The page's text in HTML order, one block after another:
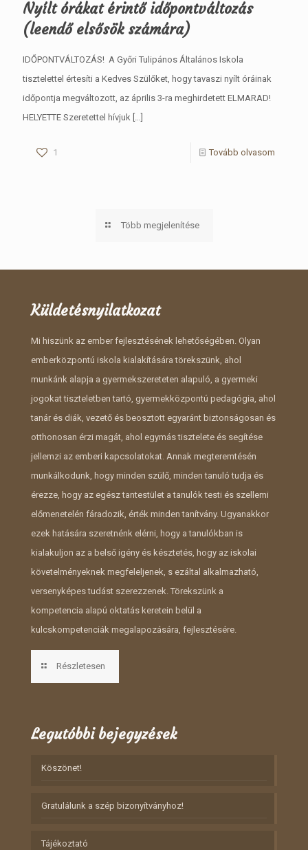
Nyílt órákat érintő időpontváltozás
(leendő elsősök számára)
IDŐPONTVÁLTOZÁS! A Győri Tulipános Általános Iskola
tisztelettel értesíti a Kedves Szülőket, hogy tavaszi nyílt óráinak
időpontja megváltozott, az április 3-ra meghirdetett ELMARAD!
HELYETTE Szeretettel hívjuk […]
1 Tovább olvasom
Több megjelenítése
Küldetésnyilatkozat
Mi hiszünk az ember fejlesztésének lehetőségében. Olyan
emberközpontú iskola kialakítására törekszünk, ahol
munkánk alapja a gyermekszereteten alapuló, a gyermeki
jogokat tiszteletben tartó, gyermekközpontú pedagógia, ahol
tanár és diák, vezető és beosztott egyaránt biztonságosan és
otthonosan érzi magát, ahol egymás tisztelete és segítése
jellemzi az emberi kapcsolatokat. Annak megteremtésén
munkálkodunk, hogy minden szülő, minden tanuló tudja és
érezze, hogy az egész tantestület a tanulók testi és szellemi
előmenetelén fáradozik, érték minden tanítvány. Ugyanakkor
ezek hatására szeretnénk elérni, hogy a tanulókban is
kialakuljon az a belső igény és késztetés, hogy az iskolai
követelményeknek megfeleljenek, s ezáltal alkalmazható,
versenyképes tudást szerezzenek. Törekszünk a
kompetencia alapú oktatás keretein belül a
kulcskompetenciák megalapozására, fejlesztésére.
Részletesen
Legutóbbi bejegyzések
Köszönet!
Gratulálunk a szép bizonyítványhoz!
Tájékoztató